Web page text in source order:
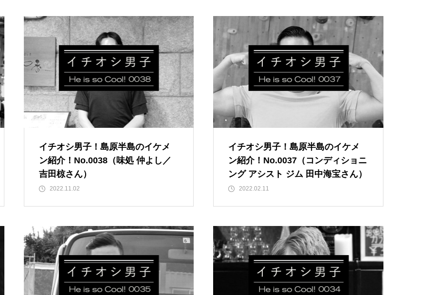
nglish Lesson」
至福の時間「酵素温浴 haco」
春のお祝い特集 @島原半島
島原半島 私たちのソウルフード
特集（姫松屋／そば幸／ろくち
ゃんまんじゅう／中華園／漁火
／千々石観光センター／山の駅
ベジドリーム／平野鮮魚／おう
LK／そうめんcafe KOYORI）
島原半島 拉麺特集 2025 PARFAIT＠島原半島特集
だいたい1000円以下で食べられ
る！満足定食@島原半島
おしゃれかランチ@島原半島 20
23
イチオシ男子！島原半島のイケメ
ン紹介！No.0038（味処 仲よし／
吉田椋さん）
2022.11.02
イチオシ男子！島原半島のイケメ
ン紹介！No.0037（コンディショニ
ング アシスト ジム 田中海宝さん）
2022.02.11